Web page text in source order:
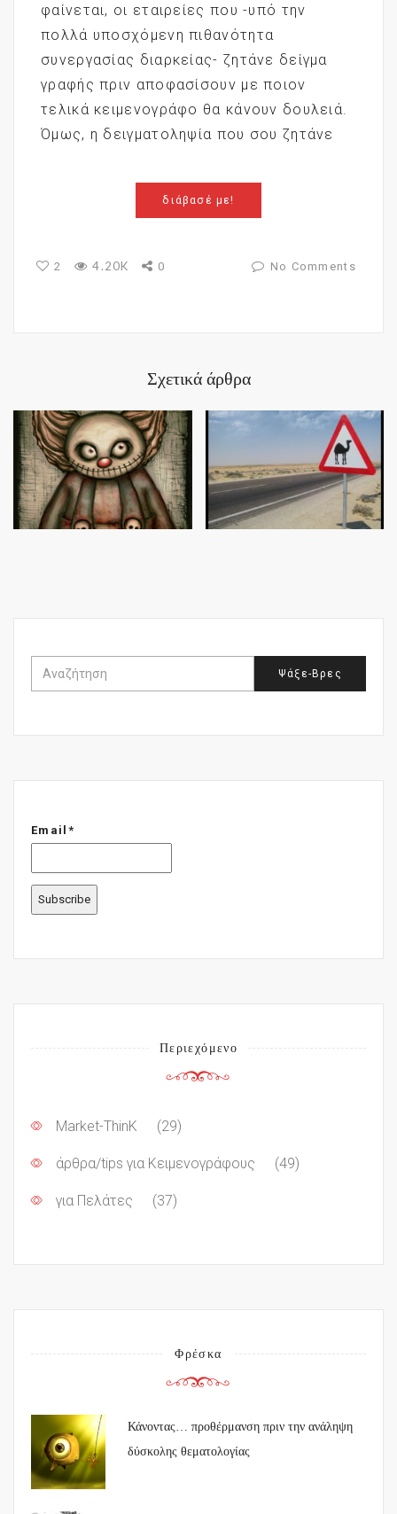
φαίνεται, οι εταιρείες που -υπό την
πολλά υποσχόμενη πιθανότητα
συνεργασίας διαρκείας- ζητάνε δείγμα
γραφής πριν αποφασίσουν με ποιον
τελικά κειμενογράφο θα κάνουν δουλειά.
Όμως, η δειγματοληψία που σου ζητάνε
διάβασέ με!
2 4.20K 0 No Comments
Σχετικά άρθρα
Email*
Περιεχόμενο
Market-ThinK (29)
άρθρα/tips για Κειμενογράφους (49)
για Πελάτες (37)
Φρέσκα
Κάνοντας… προθέρμανση πριν την ανάληψη
δύσκολης θεματολογίας